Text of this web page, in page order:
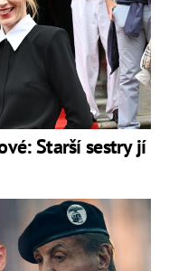
Starší sestry jí